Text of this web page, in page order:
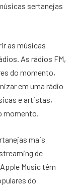
sertanejas
as músicas
As rádios FM,
do momento,
em uma rádio
e artistas,
momento.
mais
de
Music têm
do